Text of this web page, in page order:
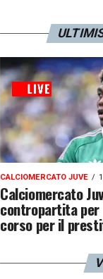
CALCIOMERCATO JUVE
Calciomercato
contropartita
corso per il